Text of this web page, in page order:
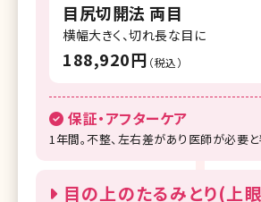
湘南美容クリニック 大阪梅田
湘南美容クリニック 大阪あべ
湘南美容クリニック 大阪堺東
湘南美容クリニック 福岡院
目尻切開法 両目
横幅大きく、切れ長な目に
188,920円 （税込）
保証・アフターケア
1年間。不整、左右差があり医師が必要
目の上のたるみとり(上眼